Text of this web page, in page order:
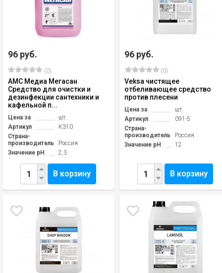
96 руб.
(0)
АМС Медиа Мегасан
Средство для очистки и
дезинфекции сантехники и
кафельной п...
Цена за
шт.
Артикул
К310
Страна-
производитель
Россия
Значение pH
2,3
В корзину
96 руб.
(0)
Veksa чистящее
отбеливающее средство
против плесени
Цена за
шт.
Артикул
091-5
Страна-
производитель
Россия
Значение pH
12
В корзину